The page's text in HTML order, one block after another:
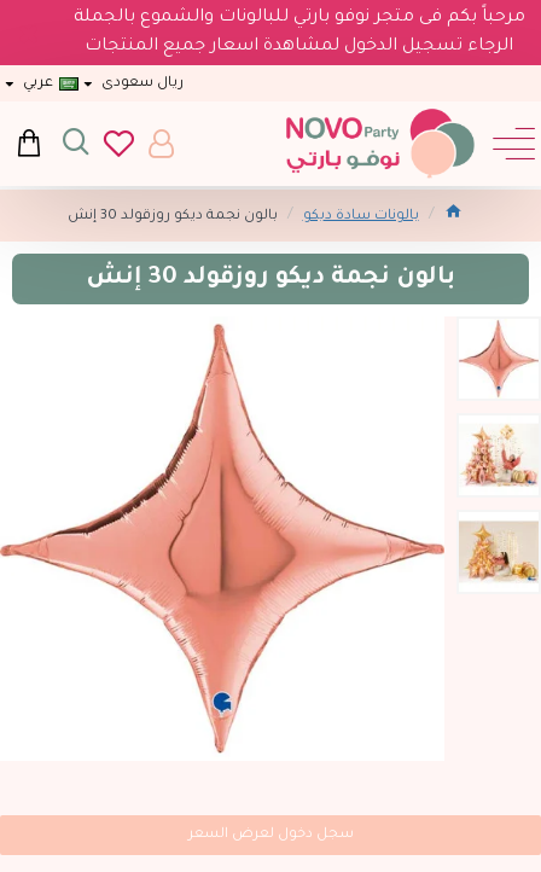
مرحباً بكم فى متجر نوفو بارتي للبالونات والشموع بالجملة
الرجاء تسجيل الدخول لمشاهدة اسعار جميع المنتجات
ريال سعودى عربي
بالونات سادة ديكو بالون نجمة ديكو روزقولد 30 إنش
بالون نجمة ديكو روزقولد 30 إنش
سجل دخول لعرض السعر